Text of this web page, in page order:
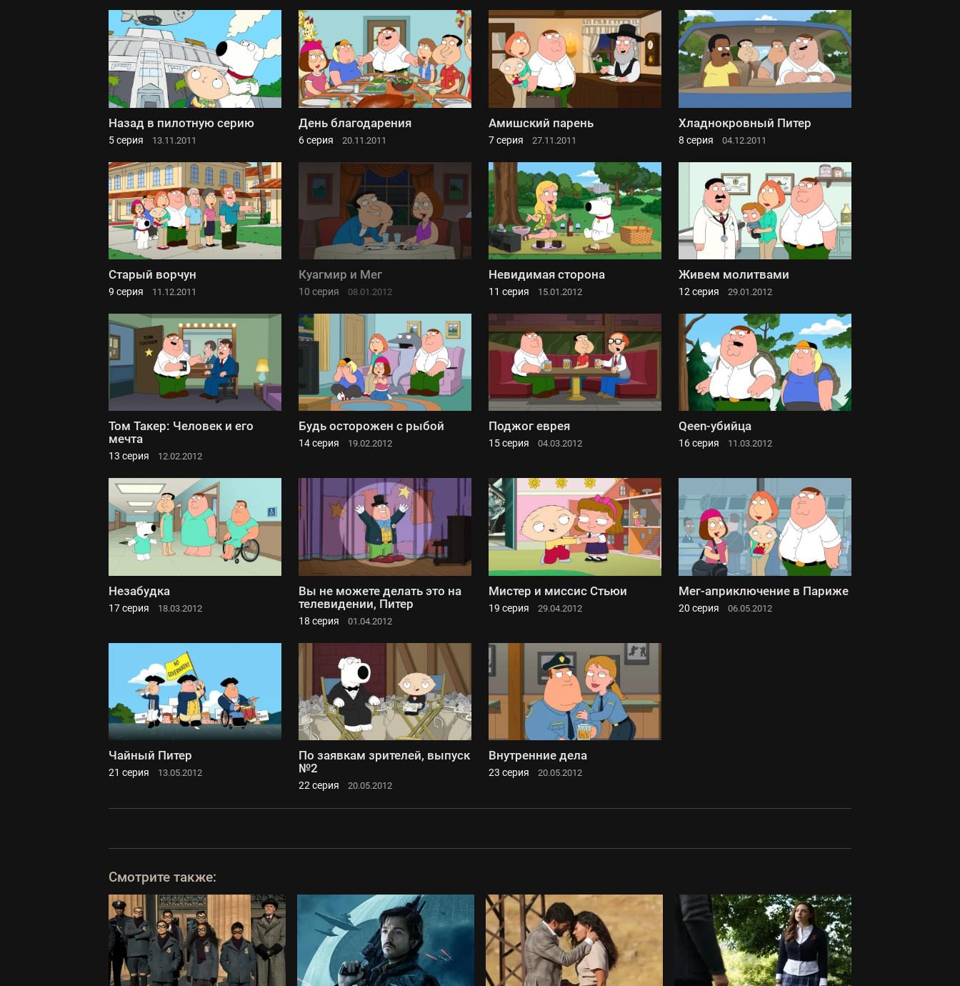
Назад в пилотную серию
5 серия 13.11.2011
День благодарения
6 серия 20.11.2011
Амишский парень
7 серия 27.11.2011
Хладнокровный Питер
8 серия 04.12.2011
Старый ворчун
9 серия 11.12.2011
Куагмир и Мег
10 серия 08.01.2012
Невидимая сторона
11 серия 15.01.2012
Живем молитвами
12 серия 29.01.2012
Том Такер: Человек и его
мечта
13 серия 12.02.2012
Будь осторожен с рыбой
14 серия 19.02.2012
Поджог еврея
15 серия 04.03.2012
Qeen-убийца
16 серия 11.03.2012
Незабудка
17 серия 18.03.2012
Вы не можете делать это на
телевидении, Питер
18 серия 01.04.2012
Мистер и миссис Стьюи
19 серия 29.04.2012
Мег-априключение в Париже
20 серия 06.05.2012
Чайный Питер
21 серия 13.05.2012
По заявкам зрителей, выпуск
№2
22 серия 20.05.2012
Внутренние дела
23 серия 20.05.2012
Смотрите также: